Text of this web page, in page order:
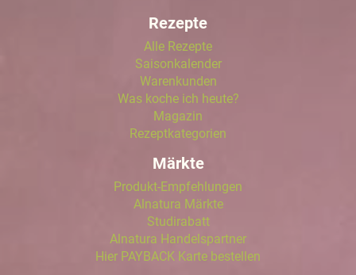
Rezepte
Alle Rezepte
Saisonkalender
Warenkunden
Was koche ich heute?
Magazin
Rezeptkategorien
Märkte
Produkt-Empfehlungen
Alnatura Märkte
Studirabatt
Alnatura Handelspartner
Hier PAYBACK Karte bestellen